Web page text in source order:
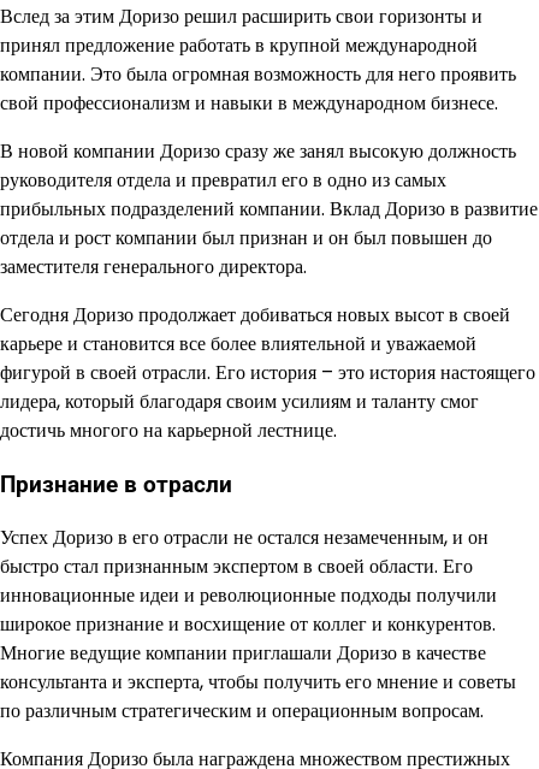
Вслед за этим Доризо решил расширить свои горизонты и
принял предложение работать в крупной международной
компании. Это была огромная возможность для него проявить
свой профессионализм и навыки в международном бизнесе.
В новой компании Доризо сразу же занял высокую должность
руководителя отдела и превратил его в одно из самых
прибыльных подразделений компании. Вклад Доризо в развитие
отдела и рост компании был признан и он был повышен до
заместителя генерального директора.
Сегодня Доризо продолжает добиваться новых высот в своей
карьере и становится все более влиятельной и уважаемой
фигурой в своей отрасли. Его история – это история настоящего
лидера, который благодаря своим усилиям и таланту смог
достичь многого на карьерной лестнице.
Признание в отрасли
Успех Доризо в его отрасли не остался незамеченным, и он
быстро стал признанным экспертом в своей области. Его
инновационные идеи и революционные подходы получили
широкое признание и восхищение от коллег и конкурентов.
Многие ведущие компании приглашали Доризо в качестве
консультанта и эксперта, чтобы получить его мнение и советы
по различным стратегическим и операционным вопросам.
Компания Доризо была награждена множеством престижных